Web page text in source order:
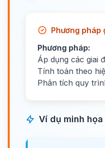
Phương pháp
Phương pháp:
Áp dụng các giai
Tính toán theo
Phân tích quy
Ví dụ minh họa